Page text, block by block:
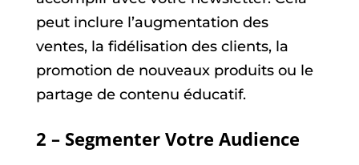
peut inclure l’augmentation des
ventes, la fidélisation des clients, la
promotion de nouveaux produits ou le
partage de contenu éducatif.
2 – Segmenter Votre Audience